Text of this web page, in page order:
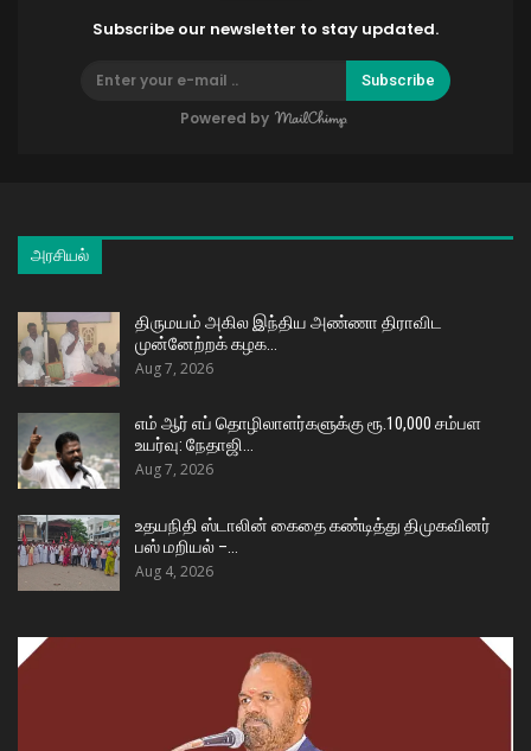
Subscribe our newsletter to stay updated.
Subscribe
Powered by
அரசியல்
திருமயம் அகில இந்திய அண்ணா திராவிட
முன்னேற்றக் கழக…
Aug 7, 2026
எம் ஆர் எப் தொழிலாளர்களுக்கு ரூ.10,000 சம்பள
உயர்வு: நேதாஜி…
Aug 7, 2026
உதயநிதி ஸ்டாலின் கைதை கண்டித்து திமுகவினர்
பஸ் மறியல் –…
Aug 4, 2026